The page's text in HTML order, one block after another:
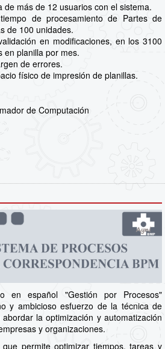
más de 12 usuarios con el sistema.
de procesamiento de Partes de
de 100 unidades.
en modificaciones, en los 3100
en planilla por mes.
de errores.
físico de impresión de planillas.
de Computación
en español "Gestión por Procesos"
y ambicioso esfuerzo de la técnica de
la optimización y automatización
y organizaciones.
permite optimizar tiempos, tareas y